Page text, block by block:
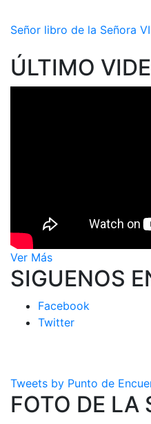
Señor libro de la Señora
ÚLTIMO
Ver Más
SIGUENOS
Facebook
Twitter
Tweets by Punto de
FOTO DE LA